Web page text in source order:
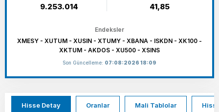
9.253.014 41,85
Endeksler
XMESY - XUTUM - XUSIN - XTUMY - XBANA - ISKDN - XK100 -
XKTUM - AKDOS - XU500 - XSINS
Son Güncelleme: 07:08:2026 18:09
Hisse Detay Oranlar Mali Tablolar